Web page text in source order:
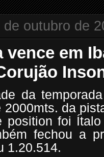
outubro de
vence em
da
da
position foi
fechou a
1.20.514.